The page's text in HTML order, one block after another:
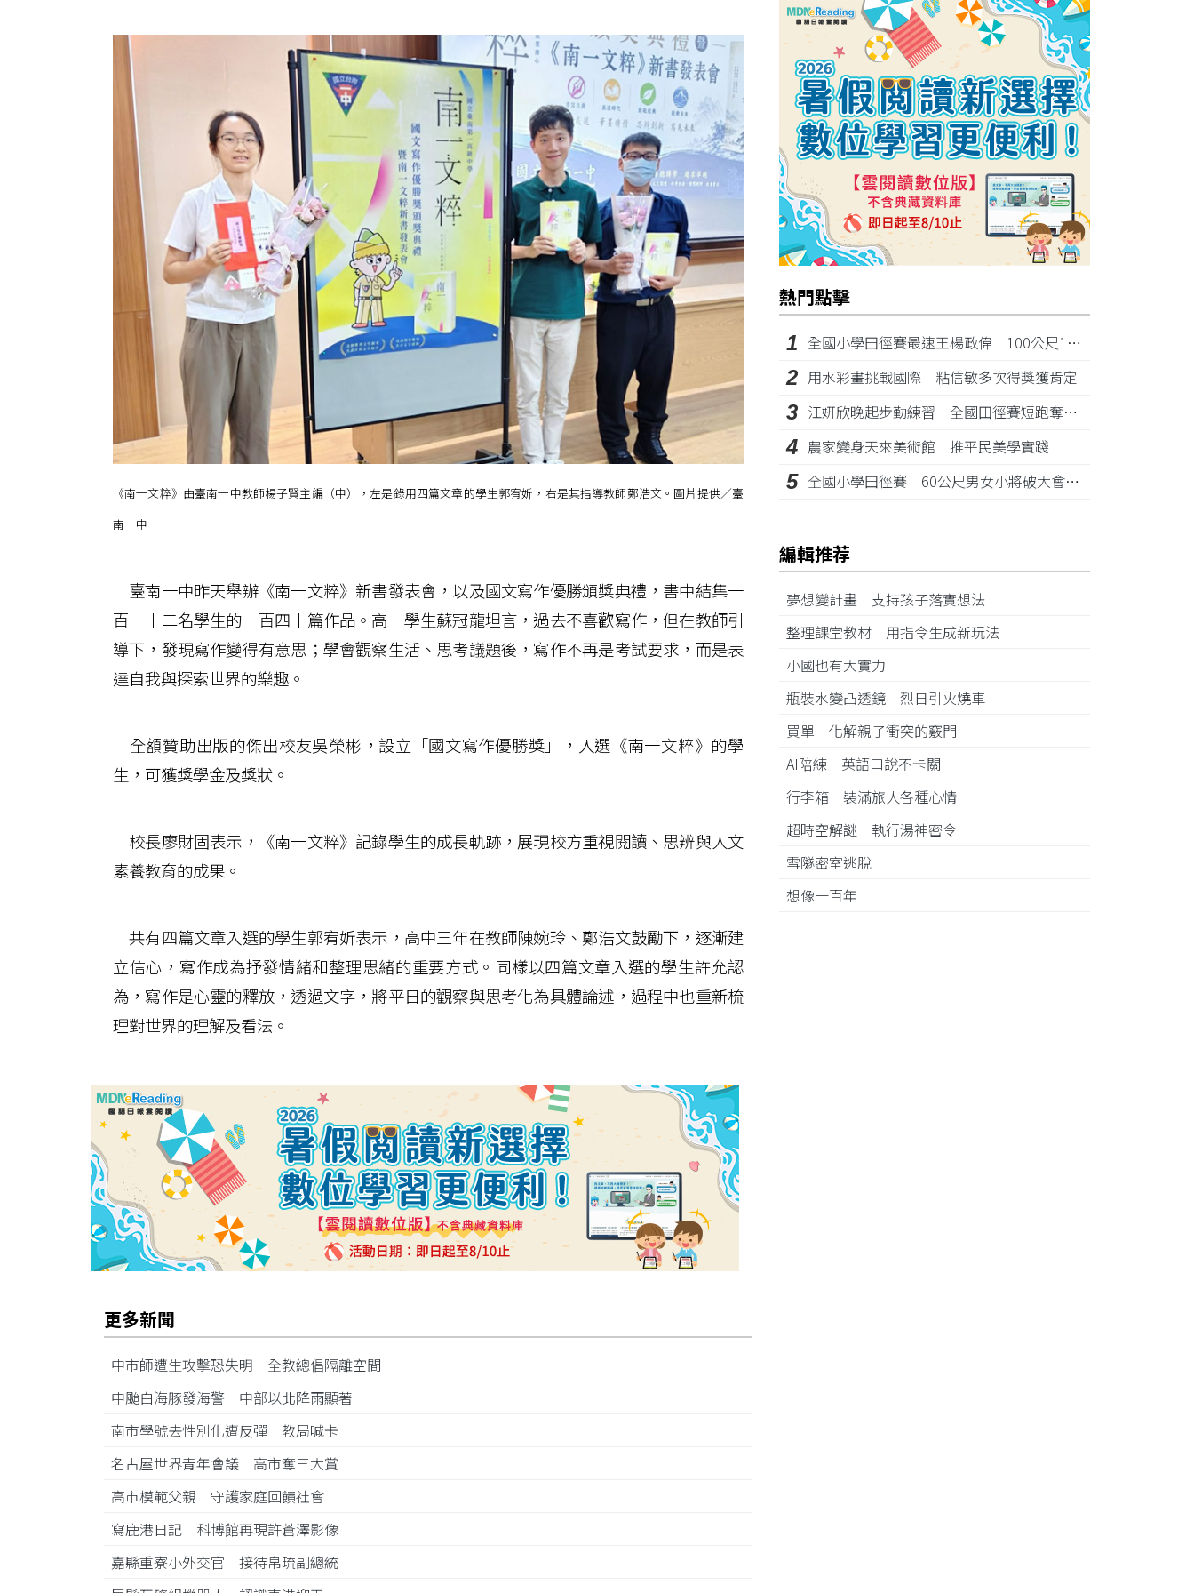
《南一文粹》由臺南一中教師楊子賢主編（中），左是錄用四篇文章的學生郭宥妡，右是其指導教師鄭浩文。圖片提供／臺
南一中
臺南一中昨天舉辦《南一文粹》新書發表會，以及國文寫作優勝頒獎典禮，書中結集一
百一十二名學生的一百四十篇作品。高一學生蘇冠龍坦言，過去不喜歡寫作，但在教師引
導下，發現寫作變得有意思；學會觀察生活、思考議題後，寫作不再是考試要求，而是表
達自我與探索世界的樂趣。
全額贊助出版的傑出校友吳榮彬，設立「國文寫作優勝獎」，入選《南一文粹》的學
生，可獲獎學金及獎狀。
校長廖財固表示，《南一文粹》記錄學生的成長軌跡，展現校方重視閱讀、思辨與人文
素養教育的成果。
共有四篇文章入選的學生郭宥妡表示，高中三年在教師陳婉玲、鄭浩文鼓勵下，逐漸建
立信心，寫作成為抒發情緒和整理思緒的重要方式。同樣以四篇文章入選的學生許允認
為，寫作是心靈的釋放，透過文字，將平日的觀察與思考化為具體論述，過程中也重新梳
理對世界的理解及看法。
更多新聞
中市師遭生攻擊恐失明 全教總倡隔離空間
中颱白海豚發海警 中部以北降雨顯著
南市學號去性別化遭反彈 教局喊卡
名古屋世界青年會議 高市奪三大賞
高市模範父親 守護家庭回饋社會
寫鹿港日記 科博館再現許蒼澤影像
嘉縣重寮小外交官 接待帛琉副總統
熱門點擊
1 全國小學田徑賽最速王楊政偉 100公尺11秒87奪金
2 用水彩畫挑戰國際 粘信敏多次得獎獲肯定
3 江姸欣晚起步勤練習 全國田徑賽短跑奪金摘銅
4 農家變身天來美術館 推平民美學實踐
5 全國小學田徑賽 60公尺男女小將破大會紀錄
編輯推荐
夢想變計畫 支持孩子落實想法
整理課堂教材 用指令生成新玩法
小國也有大實力
瓶裝水變凸透鏡 烈日引火燒車
買單 化解親子衝突的竅門
AI陪練 英語口說不卡關
行李箱 裝滿旅人各種心情
超時空解謎 執行湯神密令
雪隧密室逃脫
想像一百年